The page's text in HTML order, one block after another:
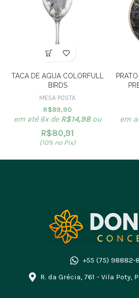
TACA DE AGUA COLORFULL
BIRDS
MESA POSTA
R$89,90
em até 6x de R$14,98ou
R$80,91
(10% no Pix)
em
+55 (75) 98882-
R. da Grécia, 761 - Vila Poty,